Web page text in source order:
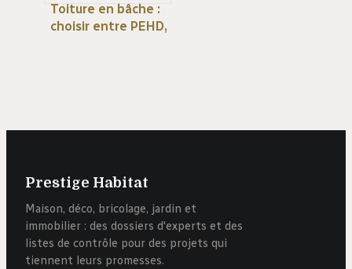
Toiture en bâche :
choisir entre PEHD,
Prestige Habitat
Maison, déco, bricolage, jardin et
immobilier : des dossiers d'experts et des
listes de contrôle pour des projets qui
tiennent leurs promesses.